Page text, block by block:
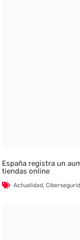
España registra un
tiendas online
Actualidad,